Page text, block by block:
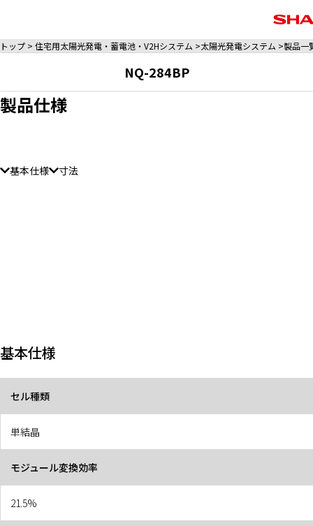
トップ 住宅用太陽光発電・蓄電池・V2Hシステム 太陽光発電システム 製品一
NQ-284BP
製品仕様
基本仕様 寸法
基本仕様
セル種類
単結晶
モジュール変換効率
21.5%